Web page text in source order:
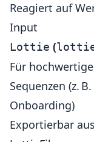
Reagiert auf
Input
Lottie (
Für
Sequenzen (z.
Onboarding)
Exportierbar